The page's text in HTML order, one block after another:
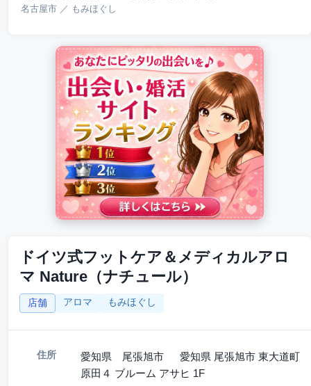
ドイツ式フットケア＆メディカルアロ
マ Nature（ナチュール）
店舗 アロマ もみほぐし
住所
愛知県 尾張旭市 愛知県 尾張旭市 東大道町
原田４ ブルーム アサヒ 1F
名古屋市 ／ もみほぐし